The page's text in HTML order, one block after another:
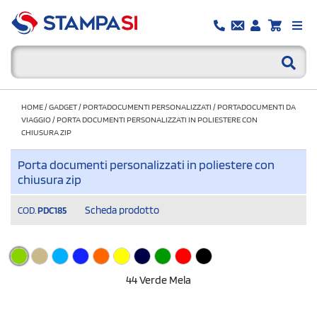
HOME/GADGET/PORTADOCUMENTI PERSONALIZZATI /PORTADOCUMENTI DA
VIAGGIO/PORTA DOCUMENTI PERSONALIZZATI IN POLIESTERE CON
CHIUSURA ZIP
Porta documenti personalizzati in poliestere con
chiusura zip
COD. PDC185 Scheda prodotto
44 Verde Mela